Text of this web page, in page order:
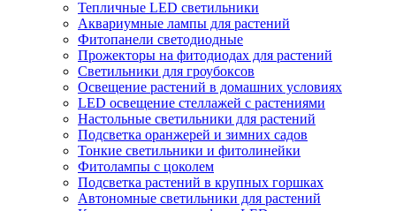
Тепличные LED светильники
Аквариумные лампы для растений
Фитопанели светодиодные
Прожекторы на фитодиодах для растений
Светильники для гроубоксов
Освещение растений в домашних условиях
LED освещение стеллажей с растениями
Настольные светильники для растений
Подсветка оранжерей и зимних садов
Тонкие светильники и фитолинейки
Фитолампы с цоколем
Подсветка растений в крупных горшках
Автономные светильники для растений